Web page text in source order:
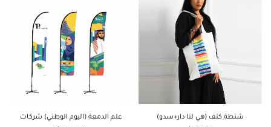
شنطة كتف (هي لنا دار+سدو) علم الدمعة (اليوم الوطني) شركات